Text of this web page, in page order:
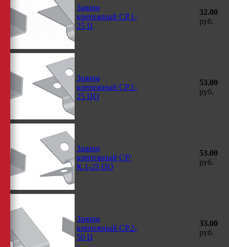
Зажим
крепежный СР.1-
25 Ц
32.00
руб.
Зажим
крепежный СР.1-
25 ЦО
53.00
руб.
Зажим
крепежный СР/
К.1-25 ЦО
53.00
руб.
Зажим
крепежный СР.2-
50 Ц
33.00
руб.